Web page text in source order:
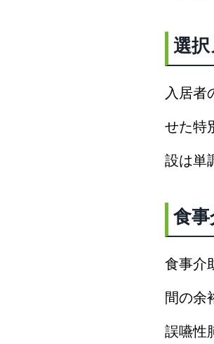
選
入居者
せた特
設は単
食
食事介
間の余
誤嚥性